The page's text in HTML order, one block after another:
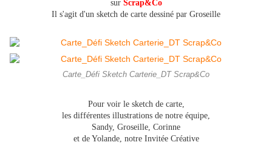
sur Scrap&Co
Il s'agit d'un sketch de carte dessiné par Groseille
Carte_Défi Sketch Carterie_DT Scrap&Co
Pour voir le sketch de carte,
les différentes illustrations de notre équipe,
Sandy, Groseille, Corinne
et de Yolande, notre Invitée Créative